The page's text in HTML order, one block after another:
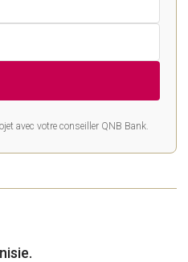
avec votre conseiller QNB Bank.